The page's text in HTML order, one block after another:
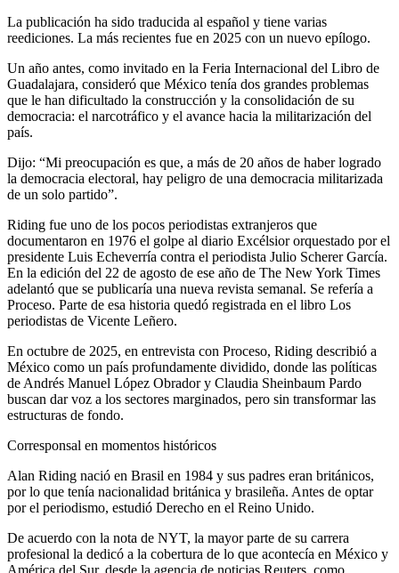
La publicación ha sido traducida al español y tiene varias
reediciones. La más recientes fue en 2025 con un nuevo epílogo.
Un año antes, como invitado en la Feria Internacional del Libro de
Guadalajara, consideró que México tenía dos grandes problemas
que le han dificultado la construcción y la consolidación de su
democracia: el narcotráfico y el avance hacia la militarización del
país.
Dijo: “Mi preocupación es que, a más de 20 años de haber logrado
la democracia electoral, hay peligro de una democracia militarizada
de un solo partido”.
Riding fue uno de los pocos periodistas extranjeros que
documentaron en 1976 el golpe al diario Excélsior orquestado por el
presidente Luis Echeverría contra el periodista Julio Scherer García.
En la edición del 22 de agosto de ese año de The New York Times
adelantó que se publicaría una nueva revista semanal. Se refería a
Proceso. Parte de esa historia quedó registrada en el libro Los
periodistas de Vicente Leñero.
En octubre de 2025, en entrevista con Proceso, Riding describió a
México como un país profundamente dividido, donde las políticas
de Andrés Manuel López Obrador y Claudia Sheinbaum Pardo
buscan dar voz a los sectores marginados, pero sin transformar las
estructuras de fondo.
Corresponsal en momentos históricos
Alan Riding nació en Brasil en 1984 y sus padres eran británicos,
por lo que tenía nacionalidad británica y brasileña. Antes de optar
por el periodismo, estudió Derecho en el Reino Unido.
De acuerdo con la nota de NYT, la mayor parte de su carrera
profesional la dedicó a la cobertura de lo que acontecía en México y
América del Sur, desde la agencia de noticias Reuters, como